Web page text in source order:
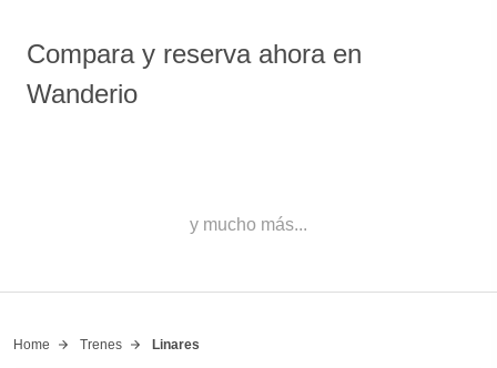
Compara y reserva ahora en
Wanderio
y mucho más...
Home Trenes Linares